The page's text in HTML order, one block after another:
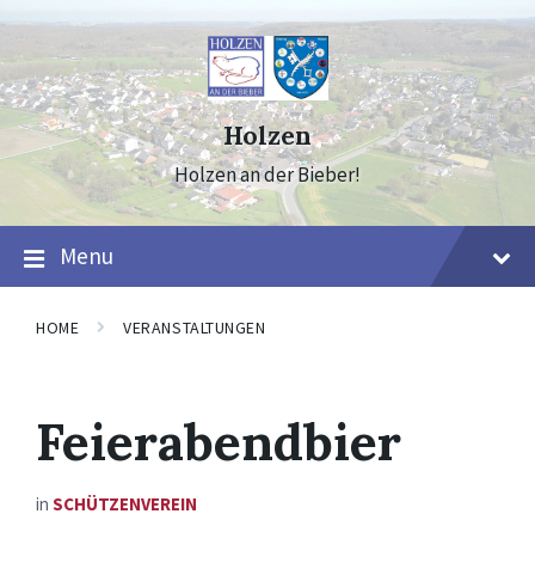
to
content
to
navigation
to
footer
Holzen
Holzen an der Bieber!
Menu
HOME VERANSTALTUNGEN
Feierabendbier
in SCHÜTZENVEREIN